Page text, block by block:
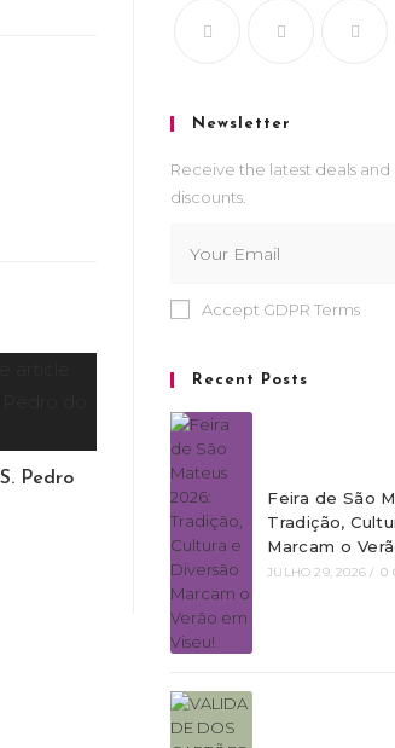
Pedro
Newsletter
Receive the latest deals
discounts.
Accept GDPR Terms
Recent Posts
Feira de São
Tradição,
Marcam o
JULHO 29, 2026 / 0